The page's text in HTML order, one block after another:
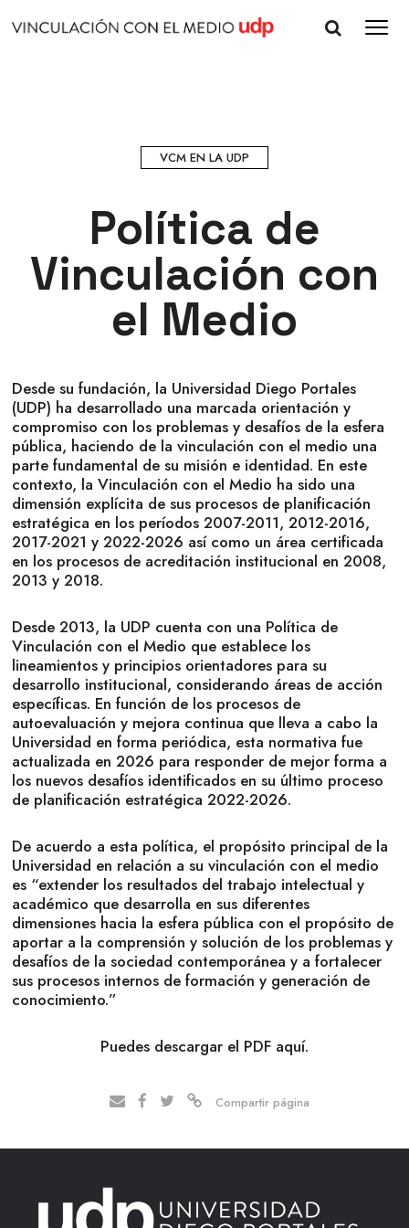
VCM EN LA UDP
Política de
Vinculación con
el Medio
Desde su fundación, la Universidad Diego Portales
(UDP) ha desarrollado una marcada orientación y
compromiso con los problemas y desafíos de la esfera
pública, haciendo de la vinculación con el medio una
parte fundamental de su misión e identidad. En este
contexto, la Vinculación con el Medio ha sido una
dimensión explícita de sus procesos de planificación
estratégica en los períodos 2007-2011, 2012-2016,
2017-2021 y 2022-2026 así como un área certificada
en los procesos de acreditación institucional en 2008,
2013 y 2018.
Desde 2013, la UDP cuenta con una Política de
Vinculación con el Medio que establece los
lineamientos y principios orientadores para su
desarrollo institucional, considerando áreas de acción
específicas. En función de los procesos de
autoevaluación y mejora continua que lleva a cabo la
Universidad en forma periódica, esta normativa fue
actualizada en 2026 para responder de mejor forma a
los nuevos desafíos identificados en su último proceso
de planificación estratégica 2022-2026.
De acuerdo a esta política, el propósito principal de la
Universidad en relación a su vinculación con el medio
es “extender los resultados del trabajo intelectual y
académico que desarrolla en sus diferentes
dimensiones hacia la esfera pública con el propósito de
aportar a la comprensión y solución de los problemas y
desafíos de la sociedad contemporánea y a fortalecer
sus procesos internos de formación y generación de
conocimiento.”
Puedes descargar el PDF aquí.
Compartir página